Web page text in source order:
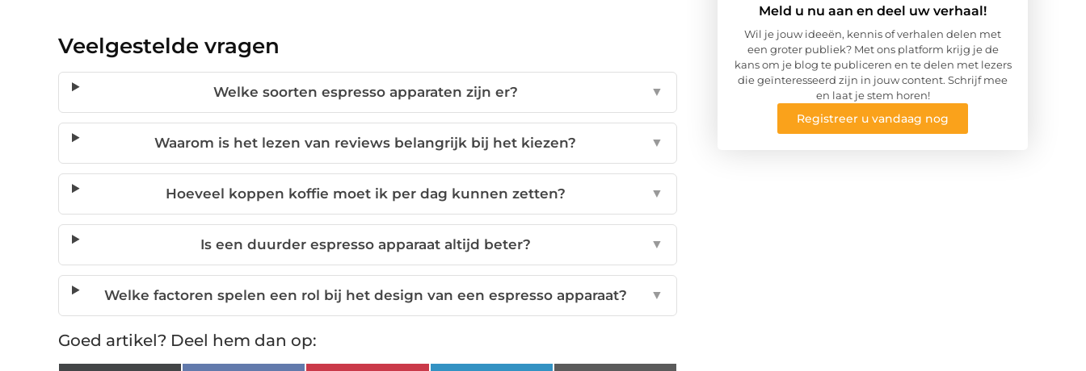
Veelgestelde vragen
Welke soorten espresso apparaten zijn er? ▼
Waarom is het lezen van reviews belangrijk bij het kiezen? ▼
Hoeveel koppen koffie moet ik per dag kunnen zetten? ▼
Is een duurder espresso apparaat altijd beter? ▼
Welke factoren spelen een rol bij het design van een espresso apparaat? ▼
Goed artikel? Deel hem dan op:
Meld u nu aan en deel uw verhaal!
Wil je jouw ideeën, kennis of verhalen delen met
een groter publiek? Met ons platform krijg je de
kans om je blog te publiceren en te delen met lezers
die geïnteresseerd zijn in jouw content. Schrijf mee
en laat je stem horen!
Registreer u vandaag nog